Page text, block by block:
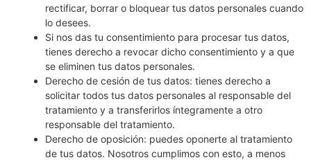
rectificar, borrar o bloquear tus datos personales cuando
lo desees.
Si nos das tu consentimiento para procesar tus datos,
tienes derecho a revocar dicho consentimiento y a que
se eliminen tus datos personales.
Derecho de cesión de tus datos: tienes derecho a
solicitar todos tus datos personales al responsable del
tratamiento y a transferirlos íntegramente a otro
responsable del tratamiento.
Derecho de oposición: puedes oponerte al tratamiento
de tus datos. Nosotros cumplimos con esto, a menos